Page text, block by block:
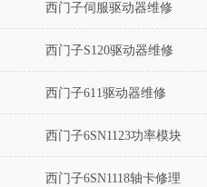
西门子伺服驱动器维修
西门子S120驱动器维修
西门子611驱动器维修
西门子6SN1123功率模块
西门子6SN1118轴卡修理